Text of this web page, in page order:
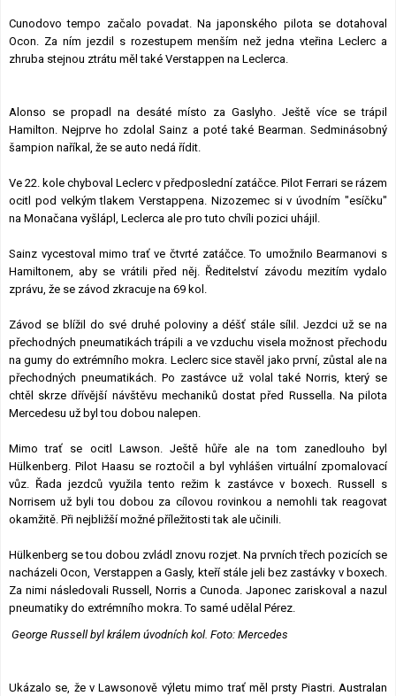
Cunodovo tempo začalo povadat. Na japonského pilota se dotahoval
Ocon. Za ním jezdil s rozestupem menším než jedna vteřina Leclerc a
zhruba stejnou ztrátu měl také Verstappen na Leclerca.
Alonso se propadl na desáté místo za Gaslyho. Ještě více se trápil
Hamilton. Nejprve ho zdolal Sainz a poté také Bearman. Sedminásobný
šampion naříkal, že se auto nedá řídit.
Ve 22. kole chyboval Leclerc v předposlední zatáčce. Pilot Ferrari se rázem
ocitl pod velkým tlakem Verstappena. Nizozemec si v úvodním "esíčku"
na Monačana vyšlápl, Leclerca ale pro tuto chvíli pozici uhájil.
Sainz vycestoval mimo trať ve čtvrté zatáčce. To umožnilo Bearmanovi s
Hamiltonem, aby se vrátili před něj. Ředitelství závodu mezitím vydalo
zprávu, že se závod zkracuje na 69 kol.
Závod se blížil do své druhé poloviny a déšť stále sílil. Jezdci už se na
přechodných pneumatikách trápili a ve vzduchu visela možnost přechodu
na gumy do extrémního mokra. Leclerc sice stavěl jako první, zůstal ale na
přechodných pneumatikách. Po zastávce už volal také Norris, který se
chtěl skrze dřívější návštěvu mechaniků dostat před Russella. Na pilota
Mercedesu už byl tou dobou nalepen.
Mimo trať se ocitl Lawson. Ještě hůře ale na tom zanedlouho byl
Hülkenberg. Pilot Haasu se roztočil a byl vyhlášen virtuální zpomalovací
vůz. Řada jezdců využila tento režim k zastávce v boxech. Russell s
Norrisem už byli tou dobou za cílovou rovinkou a nemohli tak reagovat
okamžitě. Při nejbližší možné příležitosti tak ale učinili.
Hülkenberg se tou dobou zvládl znovu rozjet. Na prvních třech pozicích se
nacházeli Ocon, Verstappen a Gasly, kteří stále jeli bez zastávky v boxech.
Za nimi následovali Russell, Norris a Cunoda. Japonec zariskoval a nazul
pneumatiky do extrémního mokra. To samé udělal Pérez.
George Russell byl králem úvodních kol. Foto: Mercedes
Ukázalo se, že v Lawsonově výletu mimo trať měl prsty Piastri. Australan